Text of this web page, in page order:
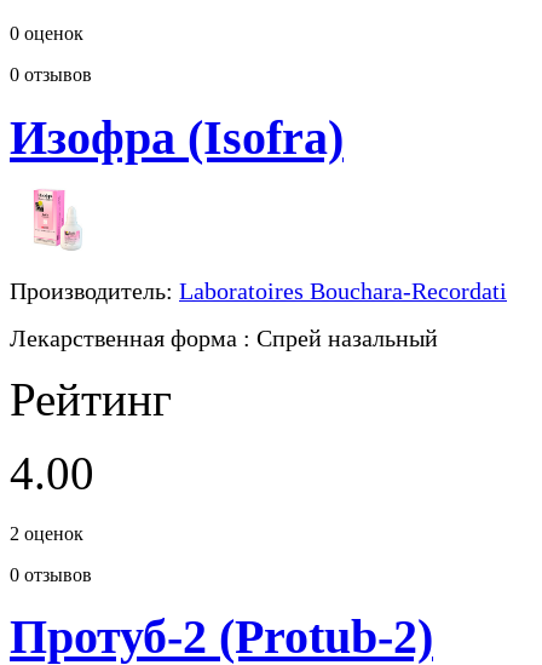
0 оценок
0 отзывов
Изофра (Isofra)
Производитель: Laboratoires Bouchara-Recordati
Лекарственная форма : Спрей назальный
Рейтинг
4.00
2 оценок
0 отзывов
Протуб-2 (Protub-2)